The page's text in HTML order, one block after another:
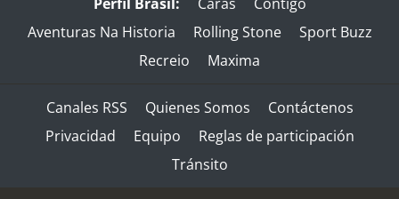
Aventuras Na Historia
Rolling Stone
Sport Buzz
Recreio
Maxima
Canales RSS Quienes Somos
Contáctenos
Privacidad
Equipo
Reglas de participación
Tránsito